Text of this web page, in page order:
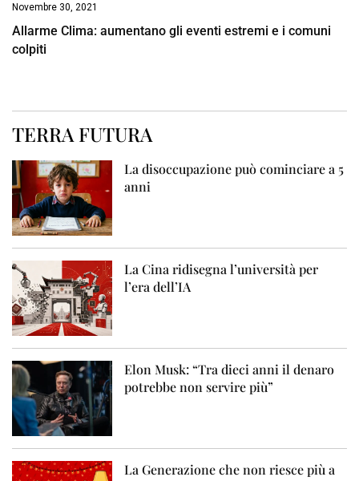
Novembre 30, 2021
Allarme Clima: aumentano gli eventi estremi e i comuni
colpiti
TERRA FUTURA
La disoccupazione può cominciare a 5
anni
La Cina ridisegna l’università per
l’era dell’IA
Elon Musk: “Tra dieci anni il denaro
potrebbe non servire più”
La Generazione che non riesce più a